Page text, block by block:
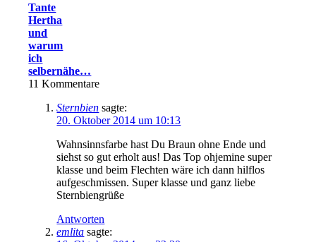
Tante
Hertha
und
warum
ich
selbernähe…
11 Kommentare
Sternbien sagte:
20. Oktober 2014 um 10:13
Wahnsinnsfarbe hast Du Braun ohne Ende und
siehst so gut erholt aus! Das Top ohjemine super
klasse und beim Flechten wäre ich dann hilflos
aufgeschmissen. Super klasse und ganz liebe
Sternbiengrüße
Antworten
emlita sagte: